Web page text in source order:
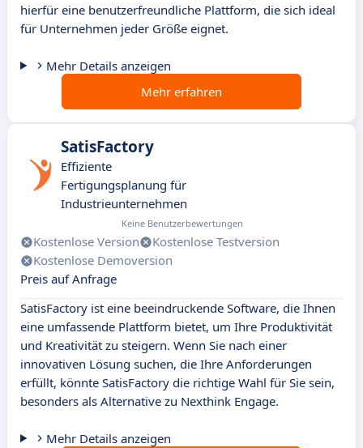
hierfür eine benutzerfreundliche Plattform, die sich ideal
für Unternehmen jeder Größe eignet.
Mehr Details anzeigen
Mehr erfahren
SatisFactory
Effiziente
Fertigungsplanung für
Industrieunternehmen
Keine Benutzerbewertungen
Kostenlose Version
Kostenlose Testversion
Kostenlose Demoversion
Preis auf Anfrage
SatisFactory ist eine beeindruckende Software, die Ihnen
eine umfassende Plattform bietet, um Ihre Produktivität
und Kreativität zu steigern. Wenn Sie nach einer
innovativen Lösung suchen, die Ihre Anforderungen
erfüllt, könnte SatisFactory die richtige Wahl für Sie sein,
besonders als Alternative zu Nexthink Engage.
Mehr Details anzeigen